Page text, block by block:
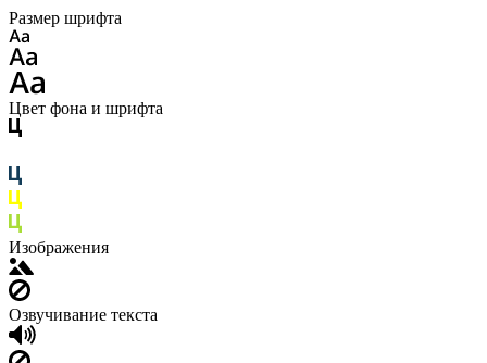
Размер шрифта
Цвет фона и шрифта
Изображения
Озвучивание текста